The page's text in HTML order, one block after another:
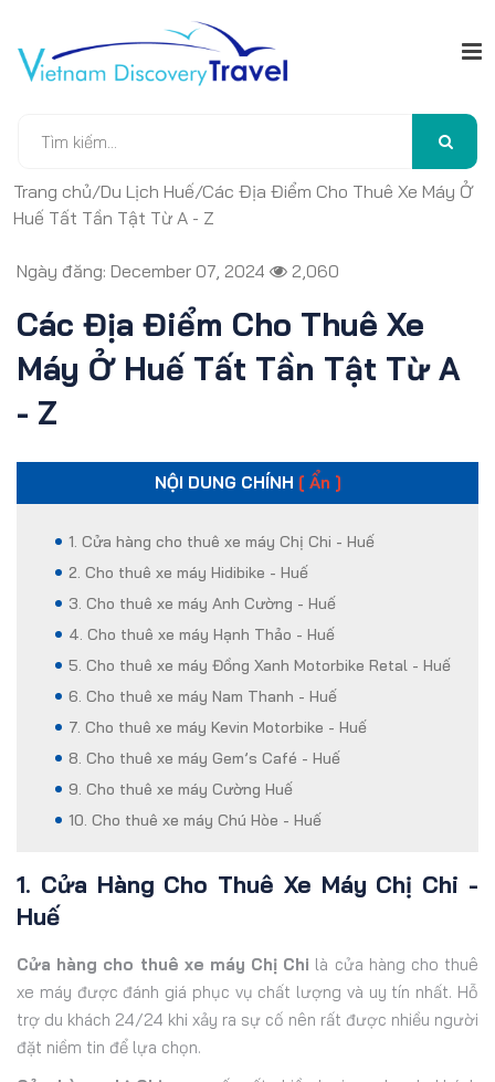
Trang chủ/Du Lịch Huế/Các Địa Điểm Cho Thuê Xe Máy Ở
Huế Tất Tần Tật Từ A - Z
Ngày đăng: December 07, 2024 2,060
Các Địa Điểm Cho Thuê Xe
Máy Ở Huế Tất Tần Tật Từ A
- Z
NỘI DUNG CHÍNH [ Ẩn ]
1. Cửa hàng cho thuê xe máy Chị Chi - Huế
2. Cho thuê xe máy Hidibike - Huế
3. Cho thuê xe máy Anh Cường - Huế
4. Cho thuê xe máy Hạnh Thảo - Huế
5. Cho thuê xe máy Đồng Xanh Motorbike Retal - Huế
6. Cho thuê xe máy Nam Thanh - Huế
7. Cho thuê xe máy Kevin Motorbike - Huế
8. Cho thuê xe máy Gem’s Café - Huế
9. Cho thuê xe máy Cường Huế
10. Cho thuê xe máy Chú Hòe - Huế
1. Cửa Hàng Cho Thuê Xe Máy Chị Chi -
Huế
Cửa hàng cho thuê xe máy Chị Chi là cửa hàng cho thuê
xe máy được đánh giá phục vụ chất lượng và uy tín nhất. Hỗ
trợ du khách 24/24 khi xảy ra sự cố nên rất được nhiều người
đặt niềm tin để lựa chọn.